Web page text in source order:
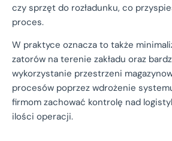
czy sprzęt do rozładunku, co
proces.
W praktyce oznacza to także
zatorów na terenie zakładu oraz
wykorzystanie przestrzeni
procesów poprzez wdrożenie
firmom zachować kontrolę nad
ilości operacji.